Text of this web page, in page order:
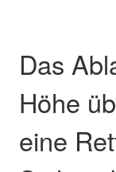
Das
Höhe
eine